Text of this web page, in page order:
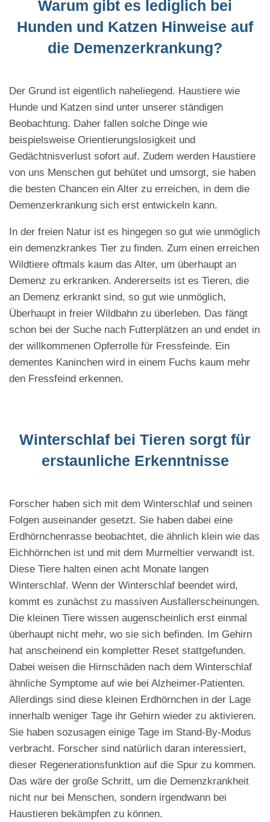
Warum gibt es lediglich bei
Hunden und Katzen Hinweise auf
die Demenzerkrankung?
Der Grund ist eigentlich naheliegend. Haustiere wie
Hunde und Katzen sind unter unserer ständigen
Beobachtung. Daher fallen solche Dinge wie
beispielsweise Orientierungslosigkeit und
Gedächtnisverlust sofort auf. Zudem werden Haustiere
von uns Menschen gut behütet und umsorgt, sie haben
die besten Chancen ein Alter zu erreichen, in dem die
Demenzerkrankung sich erst entwickeln kann.
In der freien Natur ist es hingegen so gut wie unmöglich
ein demenzkrankes Tier zu finden. Zum einen erreichen
Wildtiere oftmals kaum das Alter, um überhaupt an
Demenz zu erkranken. Andererseits ist es Tieren, die
an Demenz erkrankt sind, so gut wie unmöglich,
Überhaupt in freier Wildbahn zu überleben. Das fängt
schon bei der Suche nach Futterplätzen an und endet in
der willkommenen Opferrolle für Fressfeinde. Ein
dementes Kaninchen wird in einem Fuchs kaum mehr
den Fressfeind erkennen.
Winterschlaf bei Tieren sorgt für
erstaunliche Erkenntnisse
Forscher haben sich mit dem Winterschlaf und seinen
Folgen auseinander gesetzt. Sie haben dabei eine
Erdhörnchenrasse beobachtet, die ähnlich klein wie das
Eichhörnchen ist und mit dem Murmeltier verwandt ist.
Diese Tiere halten einen acht Monate langen
Winterschlaf. Wenn der Winterschlaf beendet wird,
kommt es zunächst zu massiven Ausfallerscheinungen.
Die kleinen Tiere wissen augenscheinlich erst einmal
überhaupt nicht mehr, wo sie sich befinden. Im Gehirn
hat anscheinend ein kompletter Reset stattgefunden.
Dabei weisen die Hirnschäden nach dem Winterschlaf
ähnliche Symptome auf wie bei Alzheimer-Patienten.
Allerdings sind diese kleinen Erdhörnchen in der Lage
innerhalb weniger Tage ihr Gehirn wieder zu aktivieren.
Sie haben sozusagen einige Tage im Stand-By-Modus
verbracht. Forscher sind natürlich daran interessiert,
dieser Regenerationsfunktion auf die Spur zu kommen.
Das wäre der große Schritt, um die Demenzkrankheit
nicht nur bei Menschen, sondern irgendwann bei
Haustieren bekämpfen zu können.